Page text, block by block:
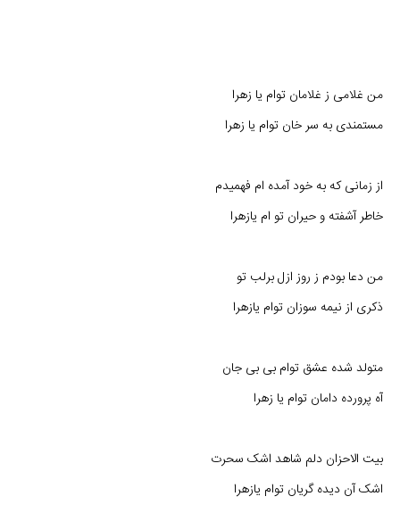
من غلامی ز غلامان توام یا زهرا
مستمندی به سر خان توام یا زهرا
از زمانی که به خود آمده ام فهمیدم
خاطر آشفته و حیران تو ام یازهرا
من دعا بودم ز روز ازل برلب تو
ذکری از نیمه سوزان توام یازهرا
متولد شده عشق توام بی بی جان
آه پرورده دامان توام یا زهرا
بیت الاحزان دلم شاهد اشک سحرت
اشک آن دیده گریان توام یازهرا